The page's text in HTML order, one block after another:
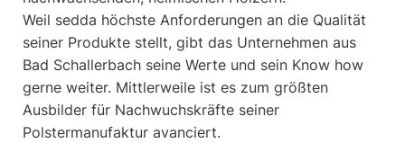
Weil sedda höchste Anforderungen an die Qualität
seiner Produkte stellt, gibt das Unternehmen aus
Bad Schallerbach seine Werte und sein Know how
gerne weiter. Mittlerweile ist es zum größten
Ausbilder für Nachwuchskräfte seiner
Polstermanufaktur avanciert.